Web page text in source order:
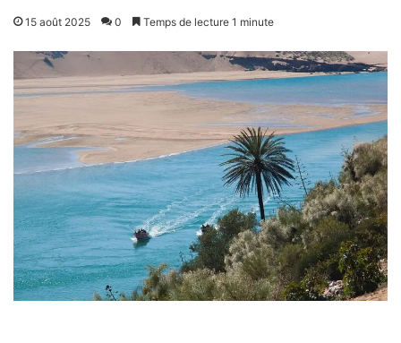
15 août 2025 0 Temps de lecture 1 minute